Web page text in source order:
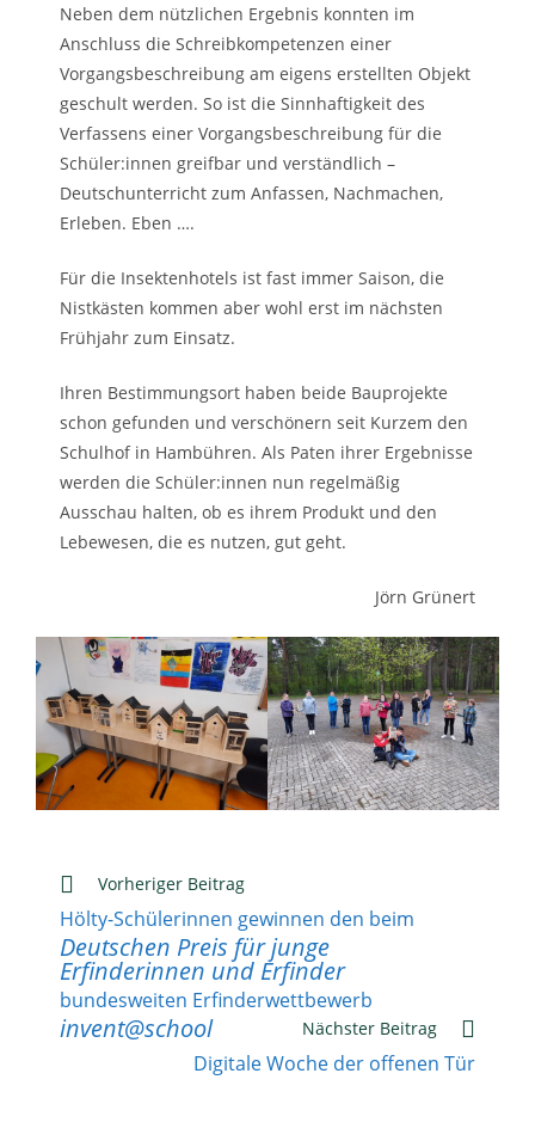
Neben dem nützlichen Ergebnis konnten im
Anschluss die Schreibkompetenzen einer
Vorgangsbeschreibung am eigens erstellten Objekt
geschult werden. So ist die Sinnhaftigkeit des
Verfassens einer Vorgangsbeschreibung für die
Schüler:innen greifbar und verständlich –
Deutschunterricht zum Anfassen, Nachmachen,
Erleben. Eben ….
Für die Insektenhotels ist fast immer Saison, die
Nistkästen kommen aber wohl erst im nächsten
Frühjahr zum Einsatz.
Ihren Bestimmungsort haben beide Bauprojekte
schon gefunden und verschönern seit Kurzem den
Schulhof in Hambühren. Als Paten ihrer Ergebnisse
werden die Schüler:innen nun regelmäßig
Ausschau halten, ob es ihrem Produkt und den
Lebewesen, die es nutzen, gut geht.
Jörn Grünert
Weitere
Artikel
ansehen
Vorheriger Beitrag
Hölty-Schülerinnen gewinnen den
Deutschen Preis für junge
Erfinderinnen und Erfinder
beim
bundesweiten Erfinderwettbewerb
invent@school Nächster Beitrag
Digitale Woche der offenen Tür